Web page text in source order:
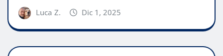
Luca Z. Dic 1, 2025